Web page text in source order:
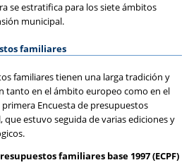
se estratifica para los siete ámbitos
municipal.
familiares
familiares tienen una larga tradición y
tanto en el ámbito europeo como en el
primera Encuesta de presupuestos
estuvo seguida de varias ediciones y
familiares base 1997 (ECPF)